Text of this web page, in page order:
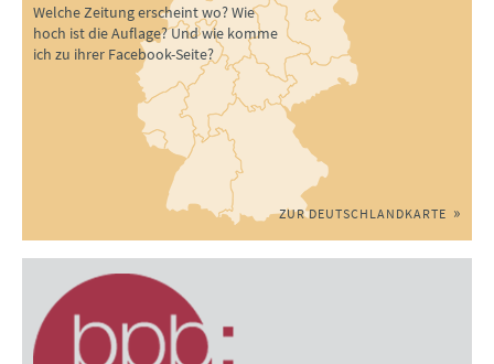
Welche Zeitung erscheint wo? Wie
hoch ist die Auflage? Und wie komme
ich zu ihrer Facebook-Seite?
ZUR DEUTSCHLANDKARTE